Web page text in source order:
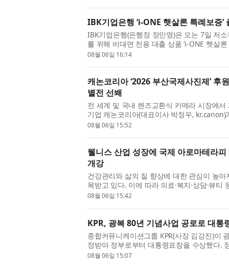
IBK기업은행 ‘i-ONE 햇살론 특례보증’
IBK기업은행(은행장 장민영)은 오는 7일 저
를 위해 비대면 전용 대출 상품 ‘i-ONE 햇살
품은 지난 1월 출시한 대면 전용 상품 ‘...
08월 06일 16:14
캐논코리아 ‘2026 부산국제사진제’
별전 선봬
전 세계 및 국내 렌즈교환식 카메라 시장에
기업 캐논코리아(대표이사 박정우,
국제사진제’의 후원사로 참여해 ‘캐논 미...
08월 06일 15:52
웰니스 산업 성장에 국제 아로마테라
개강
건강관리와 삶의 질 향상에 대한 관심이 높
목받고 있다. 이에 따라 의료·복지·상담·뷰
에 대한 관심도 함께 커지고 있으며, 아...
08월 06일 15:42
KPR, 광복 80년 기념사업 공로로 대통
종합커뮤니케이션그룹 KPR(사장 김강진)이
정받아 정부로부터 대통령표창을 수상했다.
인 63명과 5개 기관을 ‘광복 80년 기념사업 ...
08월 06일 15:07